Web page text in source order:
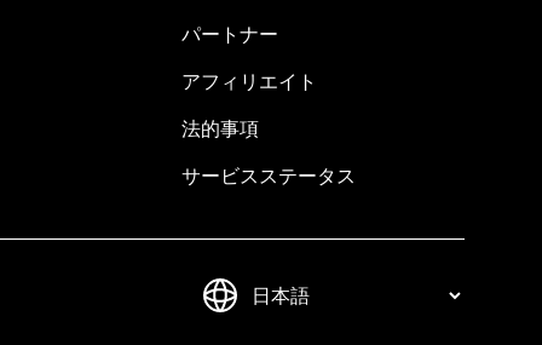
パートナー
アフィリエイト
法的事項
サービスステータス